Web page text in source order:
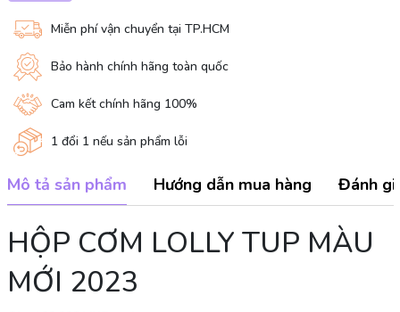
Miễn phí vận chuyển tại TP.HCM
Bảo hành chính hãng toàn quốc
Cam kết chính hãng 100%
1 đổi 1 nếu sản phẩm lỗi
Mô tả sản phẩm Hướng dẫn mua hàng Đánh
HỘP CƠM LOLLY TUP MÀU
MỚI 2023